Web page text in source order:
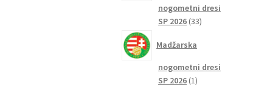
nogometni dresi
SP 2026 3333
Madžarska
nogometni dresi
SP 2026 11